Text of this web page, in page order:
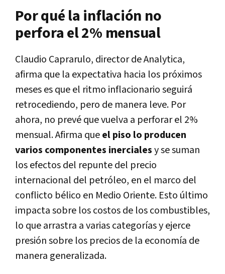
Por qué la inflación no
perfora el 2% mensual
Claudio Caprarulo, director de Analytica,
afirma que la expectativa hacia los próximos
meses es que el ritmo inflacionario seguirá
retrocediendo, pero de manera leve. Por
ahora, no prevé que vuelva a perforar el 2%
mensual.Afirma queel piso lo producen
varios componentes inercialesy se suman
los efectos del repunte del precio
internacional del petróleo, en el marco del
conflicto bélico en Medio Oriente. Esto último
impacta sobre los costos de los combustibles,
lo que arrastra a varias categorías y ejerce
presión sobre los precios de la economía de
manera generalizada.